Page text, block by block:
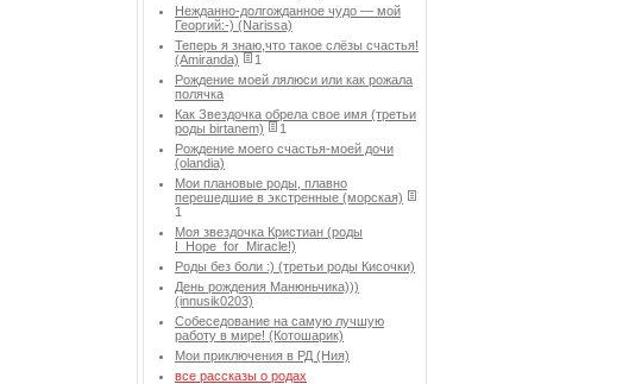
Нежданно-долгожданное чудо — мой
Георгий:-) (Narissa)
Теперь я знаю,что такое слёзы счастья!
(Amiranda)
1
Рождение моей лялюси или как рожала
полячка
Как Звездочка обрела свое имя (третьи
роды birtanem)
1
Рождение моего счастья-моей дочи
(olandia)
Мои плановые роды, плавно
перешедшие в экстренные (морская)
1
Моя звездочка Кристиан (роды
I_Hope_for_Miracle!)
Роды без боли :) (третьи роды Кисочки)
День рождения Манюньчика)))
(innusik0203)
Собеседование на самую лучшую
работу в мире! (Котошарик)
Мои приключения в РД (Ния)
все рассказы о родах